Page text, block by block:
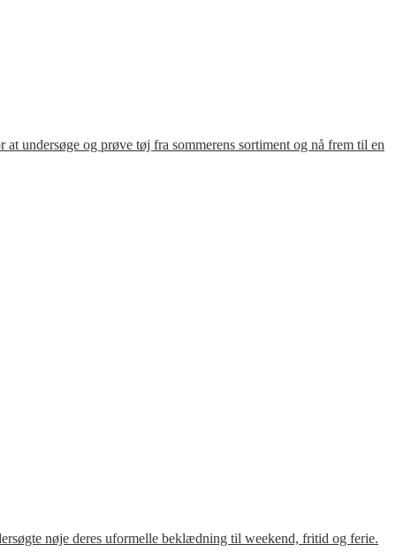
undersøge og prøve tøj fra sommerens sortiment og nå frem til en
nøje deres uformelle beklædning til weekend, fritid og ferie.